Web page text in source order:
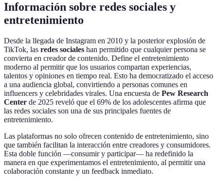
Información sobre redes sociales y
entretenimiento
Desde la llegada de Instagram en 2010 y la posterior explosión de
TikTok, las redes sociales han permitido que cualquier persona se
convierta en creador de contenido. Define el entretenimiento
moderno al permitir que los usuarios compartan experiencias,
talentos y opiniones en tiempo real. Esto ha democratizado el acceso
a una audiencia global, convirtiendo a personas comunes en
influencers y celebridades virales. Una encuesta de Pew Research
Center de 2025 reveló que el 69% de los adolescentes afirma que
las redes sociales son una de sus principales fuentes de
entretenimiento.
Las plataformas no solo ofrecen contenido de entretenimiento, sino
que también facilitan la interacción entre creadores y consumidores.
Esta doble función —consumir y participar— ha redefinido la
manera en que experimentamos el entretenimiento, al permitir una
colaboración constante y un feedback inmediato.